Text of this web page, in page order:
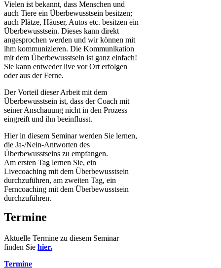
Vielen ist bekannt, dass Menschen und
auch Tiere ein Überbewusstsein besitzen;
auch Plätze, Häuser, Autos etc. besitzen ein
Überbewusstsein. Dieses kann direkt
angesprochen werden und wir können mit
ihm kommunizieren. Die Kommunikation
mit dem Überbewusstsein ist ganz einfach!
Sie kann entweder live vor Ort erfolgen
oder aus der Ferne.
Der Vorteil dieser Arbeit mit dem
Überbewusstsein ist, dass der Coach mit
seiner Anschauung nicht in den Prozess
eingreift und ihn beeinflusst.
Hier in diesem Seminar werden Sie lernen,
die Ja-/Nein-Antworten des
Überbewusstseins zu empfangen.
Am ersten Tag lernen Sie, ein
Livecoaching mit dem Überbewusstsein
durchzuführen, am zweiten Tag, ein
Ferncoaching mit dem Überbewusstsein
durchzuführen.
Termine
Aktuelle Termine zu diesem Seminar
finden Sie hier.
Termine